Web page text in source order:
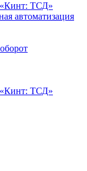
ТСД»
автоматизация
ТСД»